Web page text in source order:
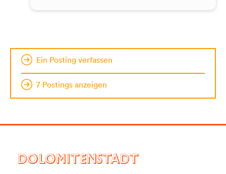
Ein Posting verfassen
7 Postings anzeigen
DOLOMITENSTADT